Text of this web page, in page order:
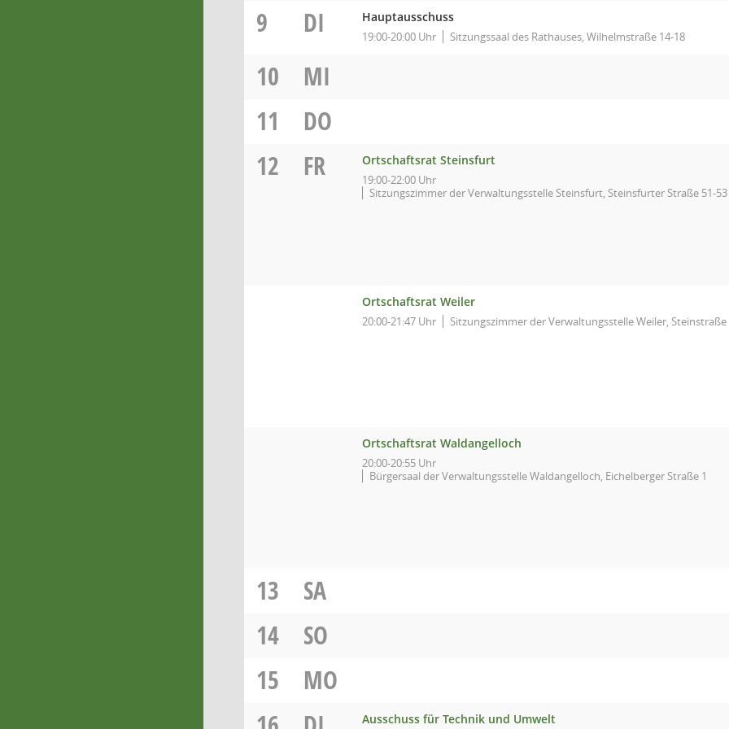
9 DI Hauptausschuss
19:00-20:00 Uhr Sitzungssaal des Rathauses, Wilhelmstraße 14-18
10
MI
11
DO
12
FR Ortschaftsrat Steinsfurt
19:00-22:00 Uhr
Sitzungszimmer der Verwaltungsstelle Steinsfurt, Steinsfurter Straße 51-53
Ortschaftsrat Weiler
20:00-21:47 Uhr Sitzungszimmer der Verwaltungsstelle Weiler, Steinstraße
Ortschaftsrat Waldangelloch
20:00-20:55 Uhr
Bürgersaal der Verwaltungsstelle Waldangelloch, Eichelberger Straße 1
13
SA
14
SO
15
MO
Ausschuss für Technik und Umwelt